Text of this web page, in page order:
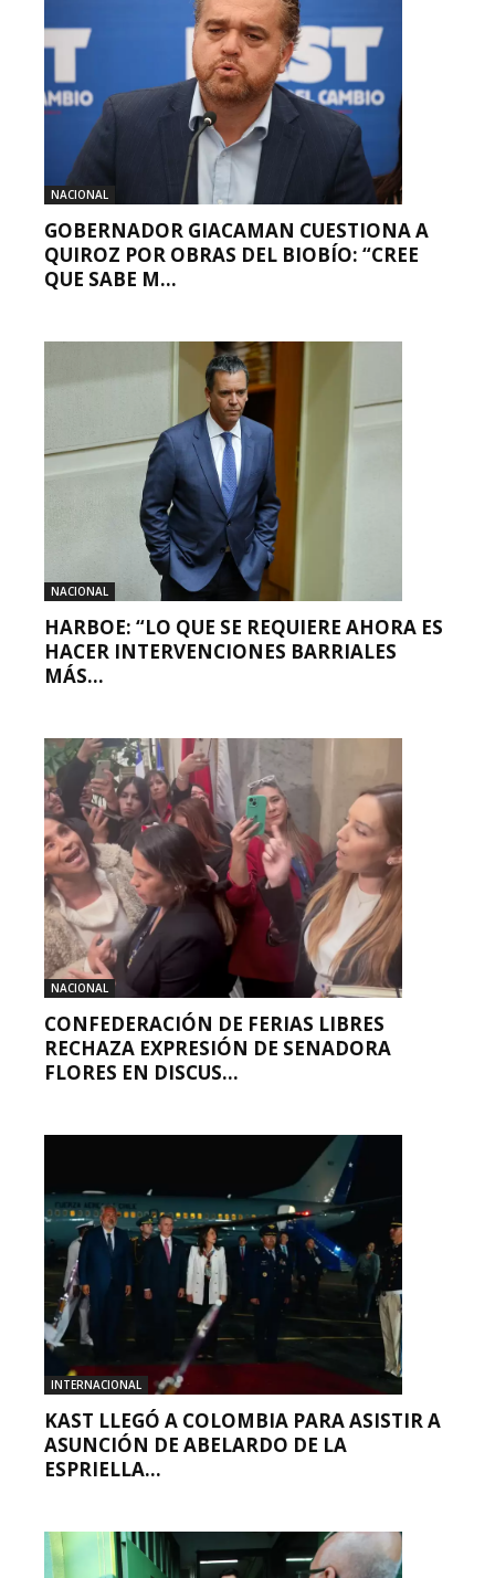
NACIONAL
GOBERNADOR GIACAMAN CUESTIONA A
QUIROZ POR OBRAS DEL BIOBÍO: “CREE
QUE SABE M...
NACIONAL
HARBOE: “LO QUE SE REQUIERE AHORA ES
HACER INTERVENCIONES BARRIALES
MÁS...
NACIONAL
CONFEDERACIÓN DE FERIAS LIBRES
RECHAZA EXPRESIÓN DE SENADORA
FLORES EN DISCUS...
INTERNACIONAL
KAST LLEGÓ A COLOMBIA PARA ASISTIR A
ASUNCIÓN DE ABELARDO DE LA
ESPRIELLA...